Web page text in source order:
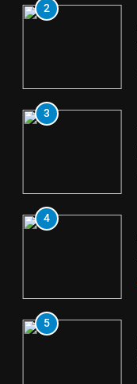
2
3
4
5
5